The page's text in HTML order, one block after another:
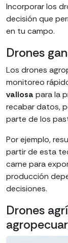
Incorporar los
decisión que
en tu campo.
Drones
Los drones
monitoreo
valiosa para la
recabar datos,
parte de los
Por ejemplo,
partir de esta
carne para
producción
decisiones.
Drones